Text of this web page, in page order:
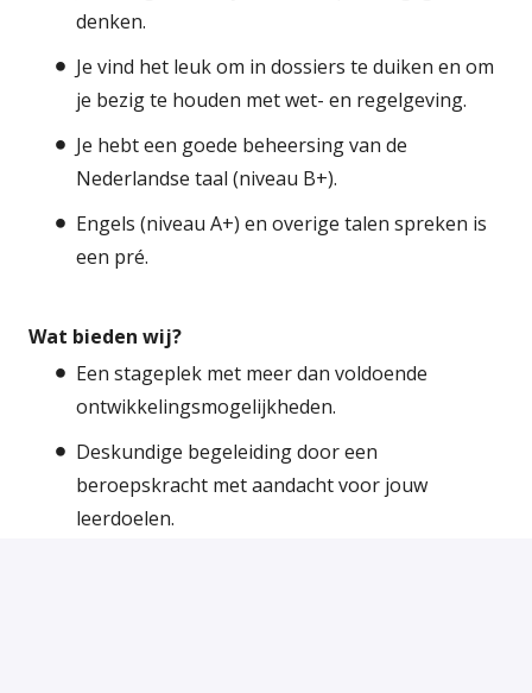
denken.
Je vind het leuk om in dossiers te duiken en om
je bezig te houden met wet- en regelgeving.
Je hebt een goede beheersing van de
Nederlandse taal (niveau B+).
Engels (niveau A+) en overige talen spreken is
een pré.
Wat bieden wij?
Een stageplek met meer dan voldoende
ontwikkelingsmogelijkheden.
Deskundige begeleiding door een
beroepskracht met aandacht voor jouw
leerdoelen.